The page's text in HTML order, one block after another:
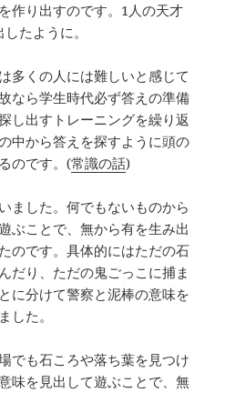
作り出すのです。1人の天才
たように。
多くの人には難しいと感じて
なら学生時代必ず答えの準備
し出すトレーニングを繰り返
中から答えを探すように頭の
のです。(常識の話)
ました。何でもないものから
ぶことで、無から有を生み出
のです。具体的にはただの石
だり、ただの鬼ごっこに捕ま
に分けて警察と泥棒の意味を
した。
でも石ころや落ち葉を見つけ
味を見出して遊ぶことで、無